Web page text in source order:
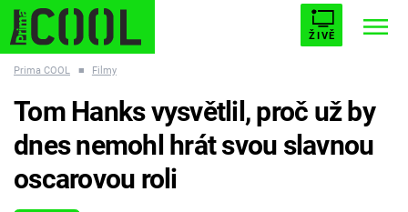
ŽIVĚ
ESCAPE PLNEJ KOTEL AVENGERS 5
Prima COOL ■ Filmy
Tom Hanks vysvětlil, proč už by
dnes nemohl hrát svou slavnou
oscarovou roli